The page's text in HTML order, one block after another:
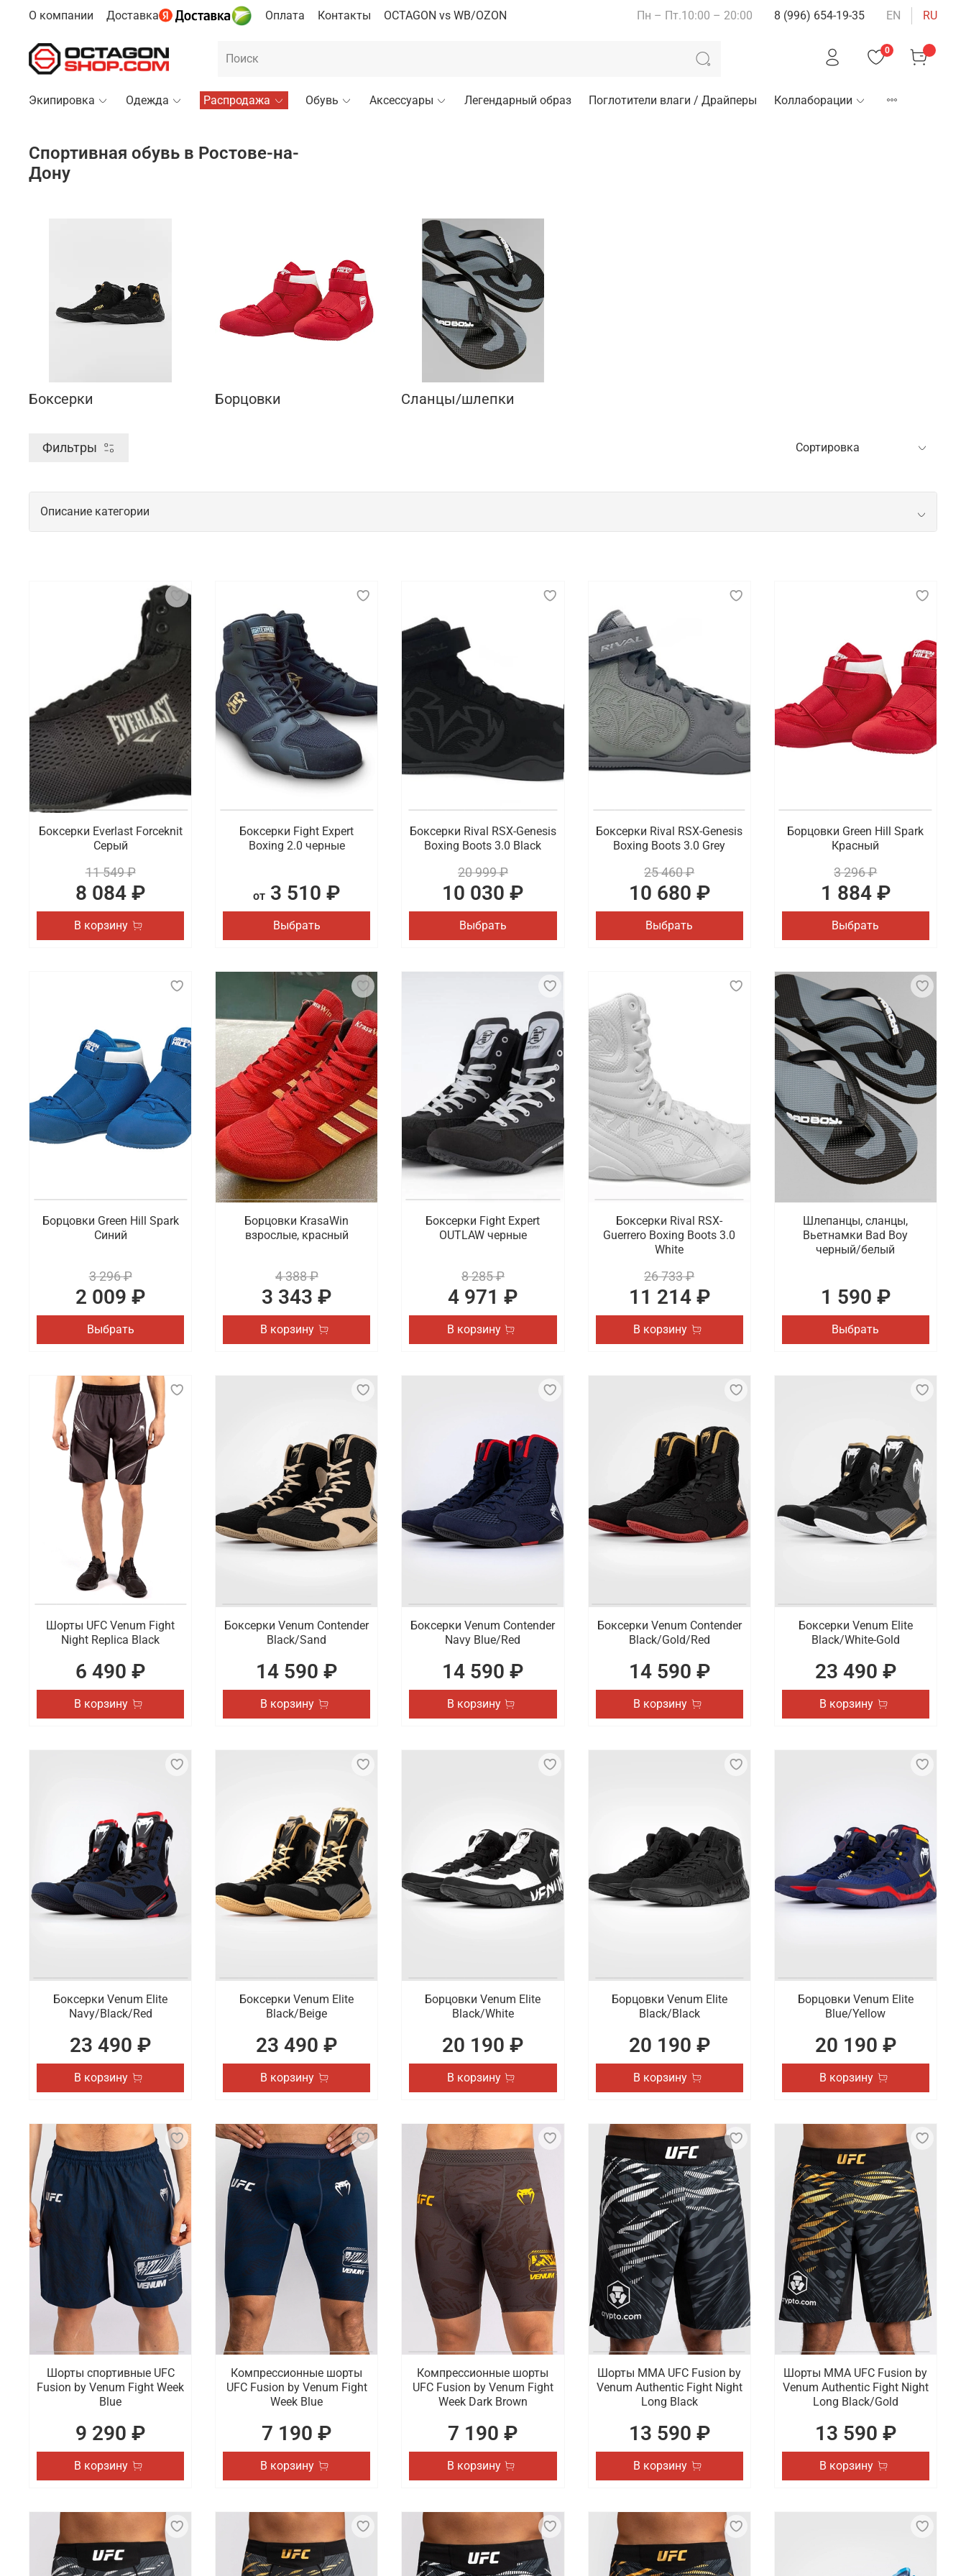
О компании Доставка Оплата Контакты OCTAGON vs WB/OZON Пн – Пт.10:00 – 20:00 8 (996) 654-19-35 EN RU
0
Экипировка Одежда Распродажа Обувь Аксессуары Легендарный образ Поглотители влаги / Драйперы Коллаборации
Спортивная обувь в Ростове-на-
Дону
Боксерки Борцовки Сланцы/шлепки
Фильтры
Описание категории
требуется пара с хорошей амортизацией и стабильной подошвой, которая помогает предотвратить травмы и обеспечивает правильное распределение нагрузки
на стопу. Такая обувь должна быть удобной, легкой и достаточно универсальной, чтобы подходить для разных видов физической активности.
Что мы предлагаем на выбор
Обувь имеет такое же повышенное значение в образе спортсмена, как и одежда. Для создания комфортных условий во время тренировки или соревнования
важно выбрать для себя идеальную пару. Мы хотим предложить боксерки и борцовки, представленные в разных дизайнах и расцветках. Также в наличии
сланцы и шлепки из коллекций спортивных брендов.
Где заказать профессиональную обувь для спорта с удобной доставкой в Ростове-на-Дону
В интернет-магазине Octagon Shop можно по выгодной цене купить спортивную обувь самого высокого качества. В ассортименте представлены модели от
популярных брендов, которые уверенно держатся на рынке профессиональной экипировки для спорта. Есть удобная доставка оформленных покупок по Ростову-
на-Дону и всей России.
Боксерки Everlast Forceknit
Серый
11 549 ₽
8 084 ₽
В корзину
Боксерки Fight Expert
Boxing 2.0 черные
от 3 510 ₽
Выбрать
Боксерки Rival RSX-Genesis
Boxing Boots 3.0 Black
20 999 ₽
10 030 ₽
Выбрать
Боксерки Rival RSX-Genesis
Boxing Boots 3.0 Grey
25 460 ₽
10 680 ₽
Выбрать
Борцовки Green Hill Spark
Красный
3 296 ₽
1 884 ₽
Выбрать
Борцовки Green Hill Spark
Синий
3 296 ₽
2 009 ₽
Выбрать
Борцовки KrasaWin
взрослые, красный
4 388 ₽
3 343 ₽
В корзину
Боксерки Fight Expert
OUTLAW черные
8 285 ₽
4 971 ₽
В корзину
Боксерки Rival RSX-
Guerrero Boxing Boots 3.0
White
26 733 ₽
11 214 ₽
В корзину
Шлепанцы, сланцы,
Вьетнамки Bad Boy
черный/белый
1 590 ₽
Выбрать
Шорты UFC Venum Fight
Night Replica Black
6 490 ₽
В корзину
Боксерки Venum Contender
Black/Sand
14 590 ₽
В корзину
Боксерки Venum Contender
Navy Blue/Red
14 590 ₽
В корзину
Боксерки Venum Contender
Black/Gold/Red
14 590 ₽
В корзину
Боксерки Venum Elite
Black/White-Gold
23 490 ₽
В корзину
Боксерки Venum Elite
Navy/Black/Red
23 490 ₽
В корзину
Боксерки Venum Elite
Black/Beige
23 490 ₽
В корзину
Борцовки Venum Elite
Black/White
20 190 ₽
В корзину
Борцовки Venum Elite
Black/Black
20 190 ₽
В корзину
Борцовки Venum Elite
Blue/Yellow
20 190 ₽
В корзину
Шорты спортивные UFC
Fusion by Venum Fight Week
Blue
9 290 ₽
В корзину
Компрессионные шорты
UFC Fusion by Venum Fight
Week Blue
7 190 ₽
В корзину
Компрессионные шорты
UFC Fusion by Venum Fight
Week Dark Brown
7 190 ₽
В корзину
Шорты ММА UFC Fusion by
Venum Authentic Fight Night
Long Black
13 590 ₽
В корзину
Шорты ММА UFC Fusion by
Venum Authentic Fight Night
Long Black/Gold
13 590 ₽
В корзину